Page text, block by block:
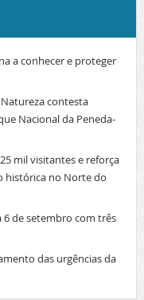
a conhecer e proteger
Natureza contesta
Nacional da Peneda-
mil visitantes e reforça
histórica no Norte do
6 de setembro com três
das urgências da